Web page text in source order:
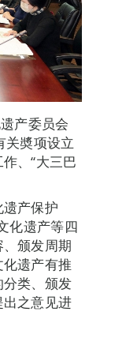
产委员会
关奬项设立
、“大三巴
产保护
化遗产等四
颁发周期
遗产有推
类、颁发
之意见进